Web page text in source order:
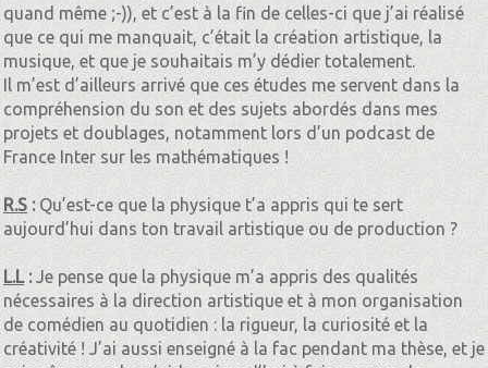
quand même ;-)), et c’est à la fin de celles-ci que j’ai réalisé
que ce qui me manquait, c’était la création artistique, la
musique, et que je souhaitais m’y dédier totalement.
Il m’est d’ailleurs arrivé que ces études me servent dans la
compréhension du son et des sujets abordés dans mes
projets et doublages, notamment lors d’un podcast de
France Inter sur les mathématiques !
R.S:Qu’est-ce que la physique t’a appris qui te sert
aujourd’hui dans ton travail artistique ou de production ?
L.L:Je pense que la physique m’a appris des qualités
nécessaires à la direction artistique et à mon organisation
de comédien au quotidien : la rigueur, la curiosité et la
créativité ! J’ai aussi enseigné à la fac pendant ma thèse, et je